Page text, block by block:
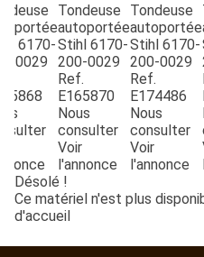
6170-
0029
Tondeuse
autoportée
Stihl 6170-
200-0029
Ref.
E165870
Nous
consulter
Voir
l'annonce
Tondeuse
autoportée
Stihl 6170-
200-0029
Ref.
E174486
Nous
consulter
Voir
l'annonce
Désolé !
Ce matériel n'est plus
d'accueil